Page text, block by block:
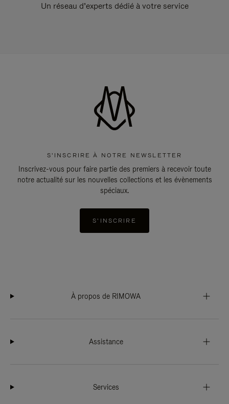
Un réseau d’experts dédié à votre service
S'INSCRIRE À NOTRE NEWSLETTER
Inscrivez-vous pour faire partie des premiers à recevoir toute
notre actualité sur les nouvelles collections et les évènements
spéciaux.
S'INSCRIRE
À propos de RIMOWA
Assistance
Services